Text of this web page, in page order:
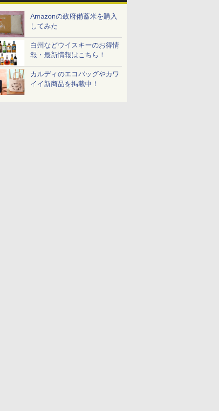
Amazonの政府備蓄米を購入
してみた
白州などウイスキーのお得情
報・最新情報はこちら！
カルディのエコバッグやカワ
イイ新商品を掲載中！